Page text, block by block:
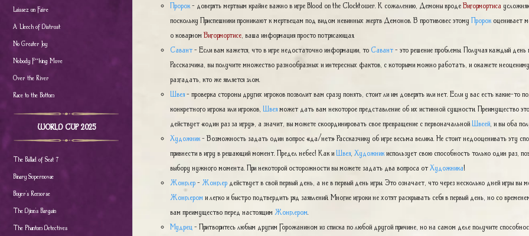
Laissez un Faire
A Lleech of Distrust
No Greater Joy
Nobody F**king Move
Over the River
Race to the Bottom
WORLD CUP 2025
The Ballad of Seat 7
Binary Supernovae
Buyer's Remorse
The Djinn's Bargain
The Phantom Detectives
Пророк- доверять мертвым крайне важно в игре Blood on the Clocktower. К сожалению, Демоны вродеВигормортиса
поскольку Приспешники проникают к мертвецам под видом невинных жертв Демонов. В противовес этомуПророк оценивает
о коварномВигормортисе , ваша информация просто потрясающая.
Савант- Если вам кажется, что в игре недостаточно информации, то Савант- это решение проблемы. Получая каждый день
Рассказчика, вы получите множество разнообразных и интересных фактов, с которыми можно работать, и окажете
разгадать, кто же является злом.
Швея- проверка стороны других игроков позволит вам сразу понять, стоит ли им доверять или нет. Если у вас есть какие-то
конкретного игрока или игроков,Швеяможет дать вам некоторое представление об их истинной сущности. Преимущество
действует «один раз за игру», а значит, вы можете скоординировать свое превращение с первоначальнойШвеей , и вы оба
Художник- Возможность задать один вопрос «да/нет» Рассказчику об игре весьма велика. Не стоит недооценивать эту
привнести в игру в решающий момент. Предел небес! Как иШвея,Художникиспользует свою способность только один раз,
выбору нужного момента. При некоторой осторожности вы можете задать два вопроса отХудожника!
Жонглер- Жонглер действует в свой первый день, а не в первый день игры. Это означает, что через несколько дней игры
Жонглероми легко и быстро подтвердить ряд заявлений. Многие игроки не хотят раскрывать себя в первый день, но со
вам преимущество перед настоящим Жонглером
Мудрец - Притворитесь любым другим Горожанином из списка по любой другой причине, но на самом деле получите